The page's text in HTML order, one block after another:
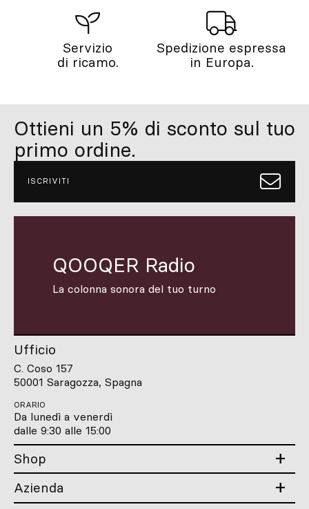
Servizio
di ricamo.
Spedizione espressa
in Europa.
Ottieni un 5% di sconto sul tuo
primo ordine.
ISCRIVITI
QOOQER Radio
La colonna sonora del tuo turno
Ufficio
C. Coso 157
50001 Saragozza, Spagna
ORARIO
Da lunedì a venerdì
dalle 9:30 alle 15:00
Shop
Azienda